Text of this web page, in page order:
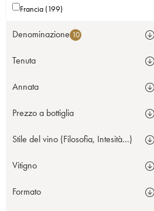
Francia (199)
Denominazione 10
Tenuta
Annata
Prezzo a bottiglia
Stile del vino (Filosofia, Intesità...)
Vitigno
Formato